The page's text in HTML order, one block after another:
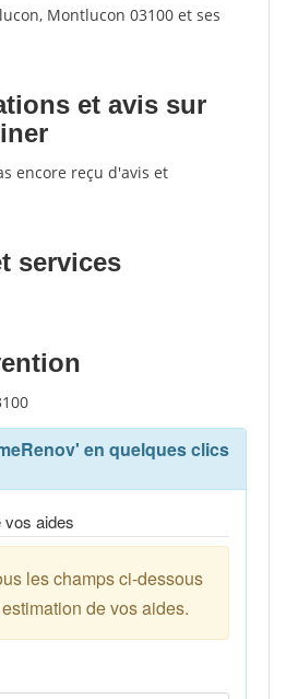
Montlucon 03100 et ses
et avis sur
encore reçu d'avis et
services